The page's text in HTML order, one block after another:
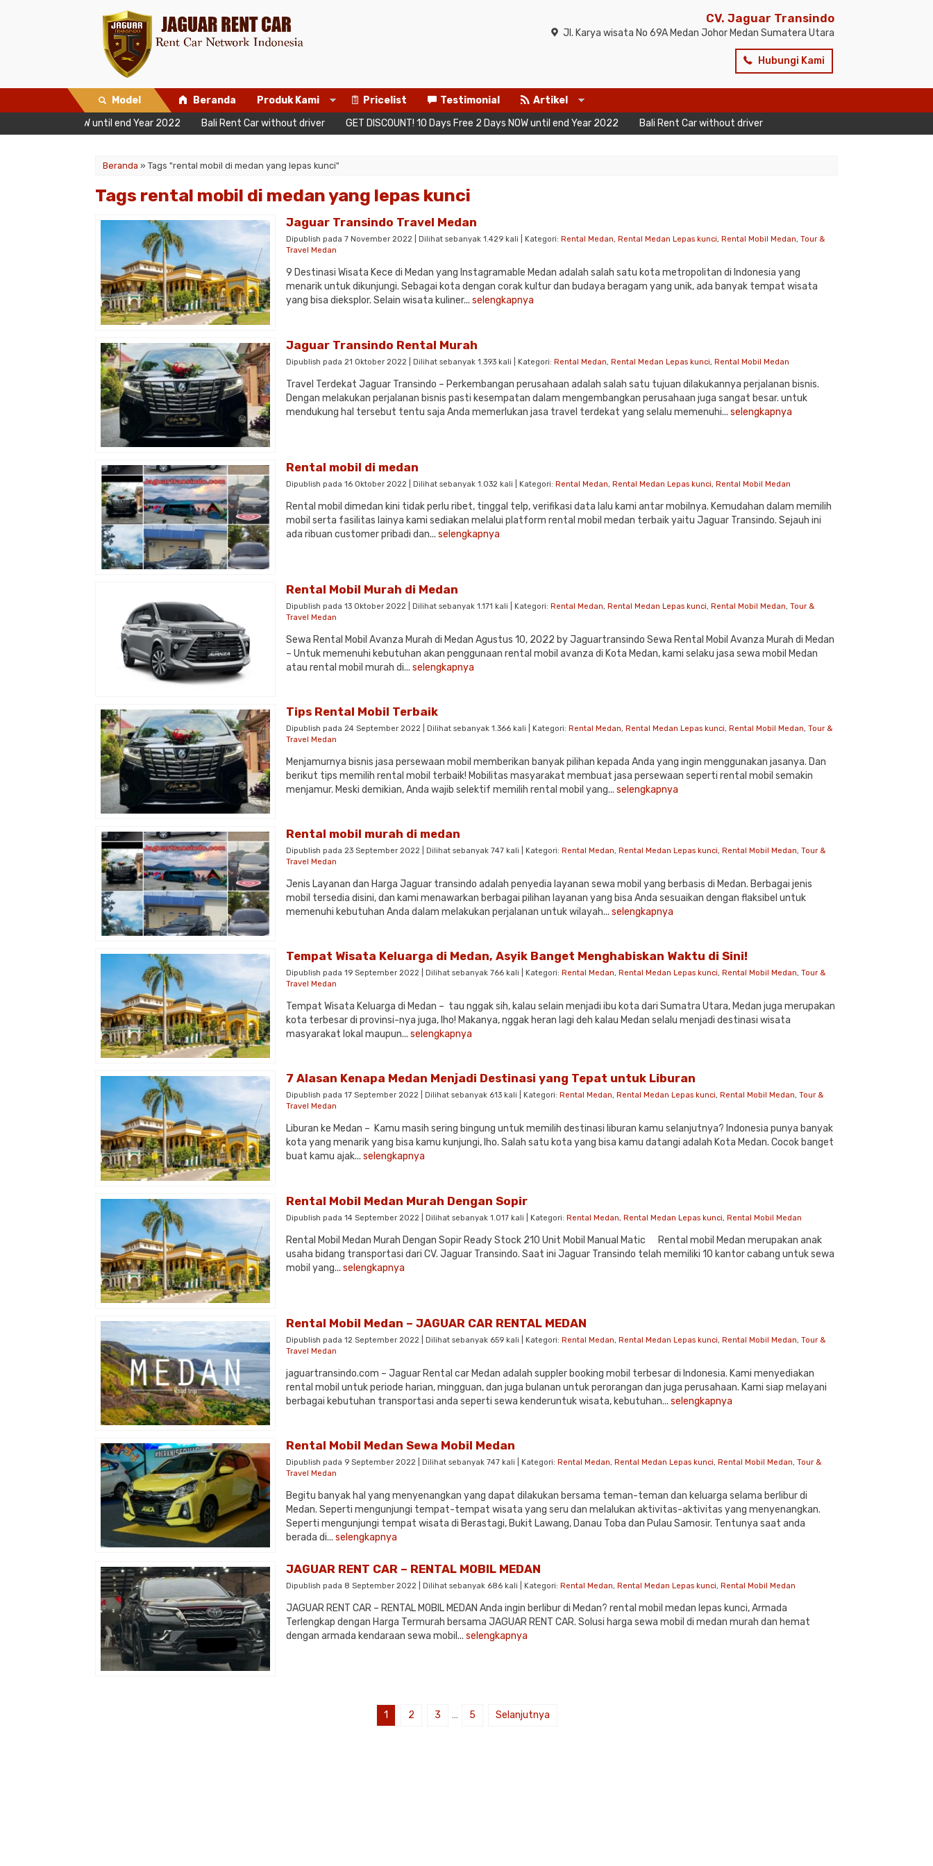
CV. Jaguar Transindo
Jl. Karya wisata No 69A Medan Johor Medan Sumatera Utara
Hubungi Kami
Model Beranda Produk Kami Pricelist Testimonial
Artikel
2 Days NOW until end Year 2022
Bali Rent Car without driver GET DISCOUNT! 10 Days Free 2 Days NOW until end Year 2022 Bali Rent Car without driver
Beranda » Tags "rental mobil di medan yang lepas kunci"
Tags rental mobil di medan yang lepas kunci
Jaguar Transindo Travel Medan
Dipublish pada 7 November 2022 | Dilihat sebanyak 1.429 kali | Kategori: Rental Medan, Rental Medan Lepas kunci, Rental Mobil Medan, Tour &
Travel Medan
9 Destinasi Wisata Kece di Medan yang Instagramable Medan adalah salah satu kota metropolitan di Indonesia yang
menarik untuk dikunjungi. Sebagai kota dengan corak kultur dan budaya beragam yang unik, ada banyak tempat wisata
yang bisa dieksplor. Selain wisata kuliner... selengkapnya
Jaguar Transindo Rental Murah
Dipublish pada 21 Oktober 2022 | Dilihat sebanyak 1.393 kali | Kategori: Rental Medan, Rental Medan Lepas kunci, Rental Mobil Medan
Travel Terdekat Jaguar Transindo – Perkembangan perusahaan adalah salah satu tujuan dilakukannya perjalanan bisnis.
Dengan melakukan perjalanan bisnis pasti kesempatan dalam mengembangkan perusahaan juga sangat besar. untuk
mendukung hal tersebut tentu saja Anda memerlukan jasa travel terdekat yang selalu memenuhi... selengkapnya
Rental mobil di medan
Dipublish pada 16 Oktober 2022 | Dilihat sebanyak 1.032 kali | Kategori: Rental Medan, Rental Medan Lepas kunci, Rental Mobil Medan
Rental mobil dimedan kini tidak perlu ribet, tinggal telp, verifikasi data lalu kami antar mobilnya. Kemudahan dalam memilih
mobil serta fasilitas lainya kami sediakan melalui platform rental mobil medan terbaik yaitu Jaguar Transindo. Sejauh ini
ada ribuan customer pribadi dan... selengkapnya
Rental Mobil Murah di Medan
Dipublish pada 13 Oktober 2022 | Dilihat sebanyak 1.171 kali | Kategori: Rental Medan, Rental Medan Lepas kunci, Rental Mobil Medan, Tour &
Travel Medan
Sewa Rental Mobil Avanza Murah di Medan Agustus 10, 2022 by Jaguartransindo Sewa Rental Mobil Avanza Murah di Medan
– Untuk memenuhi kebutuhan akan penggunaan rental mobil avanza di Kota Medan, kami selaku jasa sewa mobil Medan
atau rental mobil murah di... selengkapnya
Tips Rental Mobil Terbaik
Dipublish pada 24 September 2022 | Dilihat sebanyak 1.366 kali | Kategori: Rental Medan, Rental Medan Lepas kunci, Rental Mobil Medan, Tour &
Travel Medan
Menjamurnya bisnis jasa persewaan mobil memberikan banyak pilihan kepada Anda yang ingin menggunakan jasanya. Dan
berikut tips memilih rental mobil terbaik! Mobilitas masyarakat membuat jasa persewaan seperti rental mobil semakin
menjamur. Meski demikian, Anda wajib selektif memilih rental mobil yang... selengkapnya
Rental mobil murah di medan
Dipublish pada 23 September 2022 | Dilihat sebanyak 747 kali | Kategori: Rental Medan, Rental Medan Lepas kunci, Rental Mobil Medan, Tour &
Travel Medan
Jenis Layanan dan Harga Jaguar transindo adalah penyedia layanan sewa mobil yang berbasis di Medan. Berbagai jenis
mobil tersedia disini, dan kami menawarkan berbagai pilihan layanan yang bisa Anda sesuaikan dengan flaksibel untuk
memenuhi kebutuhan Anda dalam melakukan perjalanan untuk wilayah... selengkapnya
Tempat Wisata Keluarga di Medan, Asyik Banget Menghabiskan Waktu di Sini!
Dipublish pada 19 September 2022 | Dilihat sebanyak 766 kali | Kategori: Rental Medan, Rental Medan Lepas kunci, Rental Mobil Medan, Tour &
Travel Medan
Tempat Wisata Keluarga di Medan – tau nggak sih, kalau selain menjadi ibu kota dari Sumatra Utara, Medan juga merupakan
kota terbesar di provinsi-nya juga, lho! Makanya, nggak heran lagi deh kalau Medan selalu menjadi destinasi wisata
masyarakat lokal maupun... selengkapnya
7 Alasan Kenapa Medan Menjadi Destinasi yang Tepat untuk Liburan
Dipublish pada 17 September 2022 | Dilihat sebanyak 613 kali | Kategori: Rental Medan, Rental Medan Lepas kunci, Rental Mobil Medan, Tour &
Travel Medan
Liburan ke Medan – Kamu masih sering bingung untuk memilih destinasi liburan kamu selanjutnya? Indonesia punya banyak
kota yang menarik yang bisa kamu kunjungi, lho. Salah satu kota yang bisa kamu datangi adalah Kota Medan. Cocok banget
buat kamu ajak... selengkapnya
Rental Mobil Medan Murah Dengan Sopir
Dipublish pada 14 September 2022 | Dilihat sebanyak 1.017 kali | Kategori: Rental Medan, Rental Medan Lepas kunci, Rental Mobil Medan
Rental Mobil Medan Murah Dengan Sopir Ready Stock 210 Unit Mobil Manual Matic Rental mobil Medan merupakan anak
usaha bidang transportasi dari CV. Jaguar Transindo. Saat ini Jaguar Transindo telah memiliki 10 kantor cabang untuk sewa
mobil yang... selengkapnya
Rental Mobil Medan – JAGUAR CAR RENTAL MEDAN
Dipublish pada 12 September 2022 | Dilihat sebanyak 659 kali | Kategori: Rental Medan, Rental Medan Lepas kunci, Rental Mobil Medan, Tour &
Travel Medan
jaguartransindo.com – Jaguar Rental car Medan adalah suppler booking mobil terbesar di Indonesia. Kami menyediakan
rental mobil untuk periode harian, mingguan, dan juga bulanan untuk perorangan dan juga perusahaan. Kami siap melayani
berbagai kebutuhan transportasi anda seperti sewa kenderuntuk wisata, kebutuhan... selengkapnya
Rental Mobil Medan Sewa Mobil Medan
Dipublish pada 9 September 2022 | Dilihat sebanyak 747 kali | Kategori: Rental Medan, Rental Medan Lepas kunci, Rental Mobil Medan, Tour &
Travel Medan
Begitu banyak hal yang menyenangkan yang dapat dilakukan bersama teman-teman dan keluarga selama berlibur di
Medan. Seperti mengunjungi tempat-tempat wisata yang seru dan melalukan aktivitas-aktivitas yang menyenangkan.
Seperti mengunjungi tempat wisata di Berastagi, Bukit Lawang, Danau Toba dan Pulau Samosir. Tentunya saat anda
berada di... selengkapnya
JAGUAR RENT CAR – RENTAL MOBIL MEDAN
Dipublish pada 8 September 2022 | Dilihat sebanyak 686 kali | Kategori: Rental Medan, Rental Medan Lepas kunci, Rental Mobil Medan
JAGUAR RENT CAR – RENTAL MOBIL MEDAN Anda ingin berlibur di Medan? rental mobil medan lepas kunci, Armada
Terlengkap dengan Harga Termurah bersama JAGUAR RENT CAR. Solusi harga sewa mobil di medan murah dan hemat
dengan armada kendaraan sewa mobil... selengkapnya
1 2 3 … 5 Selanjutnya